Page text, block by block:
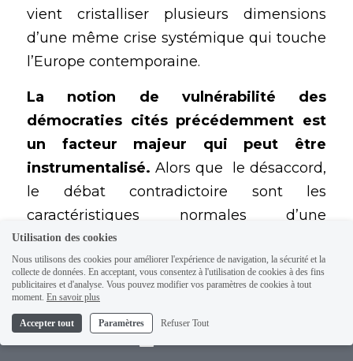
vient cristalliser plusieurs dimensions
d’une même crise systémique qui touche
l’Europe contemporaine.
La notion de vulnérabilité des
démocraties cités précédemment est
un facteur majeur qui peut être
instrumentalisé. Alors que  le désaccord,
le débat contradictoire sont les
caractéristiques normales d’une
démocratie, ils peuvent être exploités par
des acteurs extérieurs malveillants. La
démocratie devient alors une cible
stratégique, le cœur même du champ
de bataille géopolitique contemporain
Utilisation des cookies
Nous utilisons des cookies pour améliorer l'expérience de navigation, la sécurité et la
collecte de données. En acceptant, vous consentez à l'utilisation de cookies à des fins
publicitaires et d'analyse. Vous pouvez modifier vos paramètres de cookies à tout
moment. En savoir plus
Accepter tout Paramètres Refuser Tout